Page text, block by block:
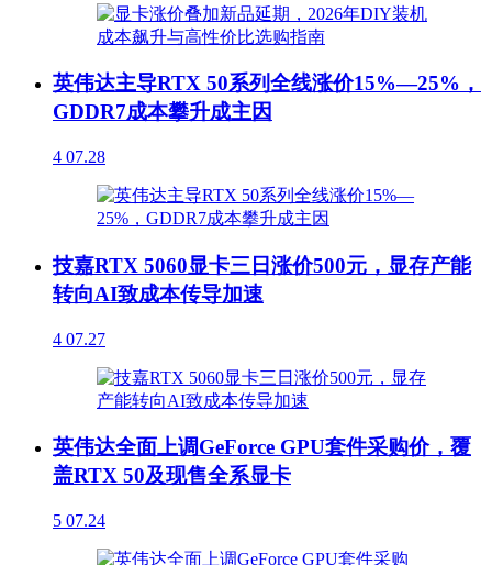
英伟达主导RTX 50系列全线涨价15%—25%，
GDDR7成本攀升成主因
4 07.28
技嘉RTX 5060显卡三日涨价500元，显存产能
转向AI致成本传导加速
4 07.27
英伟达全面上调GeForce GPU套件采购价，覆
盖RTX 50及现售全系显卡
5 07.24